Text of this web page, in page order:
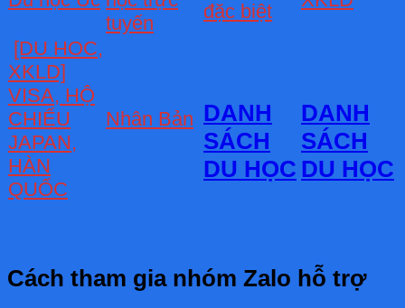
tuyến
đặc biệt
[DU HOC,
XKLD]
VISA, HỘ
CHIẾU
JAPAN,
HÀN
QUỐC
Nhân Bản DANH
SÁCH
DU HỌC
DANH
SÁCH
DU HỌC
Cách tham gia nhóm Zalo hỗ trợ